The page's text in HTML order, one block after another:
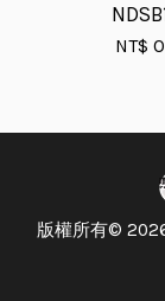
NT$ 0
版權所有©